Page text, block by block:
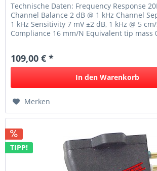
Technische Daten: Frequency Response
Channel Balance 2 dB @ 1 kHz Channel
1 kHz Sensitivity 7 mV ±2 dB, 1 kHz @ 5
Compliance 16 mm/N Equivalent tip mass
109,00 € *
In den Warenkorb
Merken
TIPP!